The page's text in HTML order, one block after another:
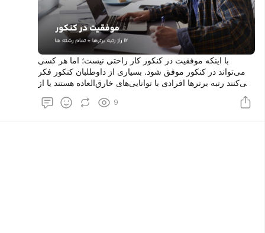
با اینکه موفقیت در کنکور کار راحتی نیست؛ اما هر کسی
می‌تواند در کنکور موفق شود. بسیاری از داوطلبان کنکور فکر
می‌کنند رتبه برترها افرادی با توانایی‌های خارق‌العاده هستند یا از
می‌توان دید که در آزمون سرنوشت ساز کنکور رتبه‌های برتر را
9